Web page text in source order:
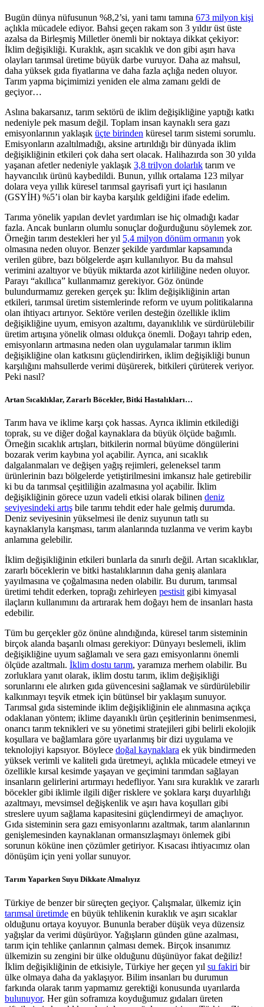
Bugün dünya nüfusunun %8,2’si, yani tamı tamına 673 milyon kişi
açlıkla mücadele ediyor. Bahsi geçen rakam son 3 yıldır üst üste
azalsa da Birleşmiş Milletler önemli bir noktaya dikkat çekiyor:
İklim değişikliği. Kuraklık, aşırı sıcaklık ve don gibi aşırı hava
olayları tarımsal üretime büyük darbe vuruyor. Daha az mahsul,
daha yüksek gıda fiyatlarına ve daha fazla açlığa neden oluyor.
Tarım yapma biçimimizi yeniden ele alma zamanı geldi de
geçiyor…
Aslına bakarsanız, tarım sektörü de iklim değişikliğine yaptığı katkı
nedeniyle pek masum değil. Toplam insan kaynaklı sera gazı
emisyonlarının yaklaşık üçte birinden küresel tarım sistemi sorumlu.
Emisyonların azaltılmadığı, aksine artırıldığı bir dünyada iklim
değişikliğinin etkileri çok daha sert olacak. Halihazırda son 30 yılda
yaşanan afetler nedeniyle yaklaşık 3,8 trilyon dolarlık tarım ve
hayvancılık ürünü kaybedildi. Bunun, yıllık ortalama 123 milyar
dolara veya yıllık küresel tarımsal gayrisafi yurt içi hasılanın
(GSYİH) %5’i olan bir kayba karşılık geldiğini ifade edelim.
Tarıma yönelik yapılan devlet yardımları ise hiç olmadığı kadar
fazla. Ancak bunların olumlu sonuçlar doğurduğunu söylemek zor.
Örneğin tarım destekleri her yıl 5,4 milyon dönüm ormanın yok
olmasına neden oluyor. Benzer şekilde yardımlar kapsamında
verilen gübre, bazı bölgelerde aşırı kullanılıyor. Bu da mahsul
verimini azaltıyor ve büyük miktarda azot kirliliğine neden oluyor.
Parayı “akıllıca” kullanmamız gerekiyor. Göz önünde
bulundurmamız gereken gerçek şu: İklim değişikliğinin artan
etkileri, tarımsal üretim sistemlerinde reform ve uyum politikalarına
olan ihtiyacı artırıyor. Sektöre verilen desteğin özellikle iklim
değişikliğine uyum, emisyon azaltımı, dayanıklılık ve sürdürülebilir
üretim artışına yönelik olması oldukça önemli. Doğayı tahrip eden,
emisyonların artmasına neden olan uygulamalar tarımın iklim
değişikliğine olan katkısını güçlendirirken, iklim değişikliği bunun
karşılığını mahsullerde verimi düşürerek, bitkileri çürüterek veriyor.
Peki nasıl?
Artan Sıcaklıklar, Zararlı Böcekler, Bitki Hastalıkları…
Tarım hava ve iklime karşı çok hassas. Ayrıca iklimin etkilediği
toprak, su ve diğer doğal kaynaklara da büyük ölçüde bağımlı.
Örneğin sıcaklık artışları, bitkilerin normal büyüme döngülerini
bozarak verim kaybına yol açabilir. Ayrıca, ani sıcaklık
dalgalanmaları ve değişen yağış rejimleri, geleneksel tarım
ürünlerinin bazı bölgelerde yetiştirilmesini imkansız hale getirebilir
ki bu da tarımsal çeşitliliğin azalmasına yol açabilir. İklim
değişikliğinin görece uzun vadeli etkisi olarak bilinen deniz
seviyesindeki artış bile tarımı tehdit eder hale gelmiş durumda.
Deniz seviyesinin yükselmesi ile deniz suyunun tatlı su
kaynaklarıyla karışması, tarım alanlarında tuzlanma ve verim kaybı
anlamına gelebilir.
İklim değişikliğinin etkileri bunlarla da sınırlı değil. Artan sıcaklıklar,
zararlı böceklerin ve bitki hastalıklarının daha geniş alanlara
yayılmasına ve çoğalmasına neden olabilir. Bu durum, tarımsal
üretimi tehdit ederken, toprağı zehirleyen pestisit gibi kimyasal
ilaçların kullanımını da artırarak hem doğayı hem de insanları hasta
edebilir.
Tüm bu gerçekler göz önüne alındığında, küresel tarım sisteminin
birçok alanda başarılı olması gerekiyor: Dünyayı beslemeli, iklim
değişikliğine uyum sağlamalı ve sera gazı emisyonlarını önemli
ölçüde azaltmalı. İklim dostu tarım, yaramıza merhem olabilir. Bu
zorluklara yanıt olarak, iklim dostu tarım, iklim değişikliği
sorunlarını ele alırken gıda güvencesini sağlamak ve sürdürülebilir
kalkınmayı teşvik etmek için bütünsel bir yaklaşım sunuyor.
Tarımsal gıda sisteminde iklim değişikliğinin ele alınmasına açıkça
odaklanan yöntem; iklime dayanıklı ürün çeşitlerinin benimsenmesi,
onarıcı tarım teknikleri ve su yönetimi stratejileri gibi belirli ekolojik
koşullara ve bağlamlara göre uyarlanmış bir dizi uygulama ve
teknolojiyi kapsıyor. Böylece doğal kaynaklara ek yük bindirmeden
yüksek verimli ve kaliteli gıda üretmeyi, açlıkla mücadele etmeyi ve
özellikle kırsal kesimde yaşayan ve geçimini tarımdan sağlayan
insanların gelirlerini artırmayı hedefliyor. Yanı sıra kuraklık ve zararlı
böcekler gibi iklimle ilgili diğer risklere ve şoklara karşı duyarlılığı
azaltmayı, mevsimsel değişkenlik ve aşırı hava koşulları gibi
streslere uyum sağlama kapasitesini güçlendirmeyi de amaçlıyor.
Gıda sisteminin sera gazı emisyonlarını azaltmak, tarım alanlarının
genişlemesinden kaynaklanan ormansızlaşmayı önlemek gibi
sorunun köküne inen çözümler getiriyor. Kısacası ihtiyacımız olan
dönüşüm için yeni yollar sunuyor.
Tarım Yaparken Suyu Dikkate Almalıyız
Türkiye de benzer bir süreçten geçiyor. Çalışmalar, ülkemiz için
tarımsal üretimde en büyük tehlikenin kuraklık ve aşırı sıcaklar
olduğunu ortaya koyuyor. Bununla beraber düşük veya düzensiz
yağışlar da verimi düşürüyor. Yağışların günden güne azalması,
tarım için tehlike çanlarının çalması demek. Birçok insanımız
ülkemizin su zengini bir ülke olduğunu düşünüyor fakat değiliz!
İklim değişikliğinin de etkisiyle, Türkiye her geçen yıl su fakiri bir
ülke olmaya daha da yaklaşıyor. Bilim insanları bu durumun
farkında olarak tarım yapmamız gerektiği konusunda uyarılarda
bulunuyor. Her gün soframıza koyduğumuz gıdaları üreten